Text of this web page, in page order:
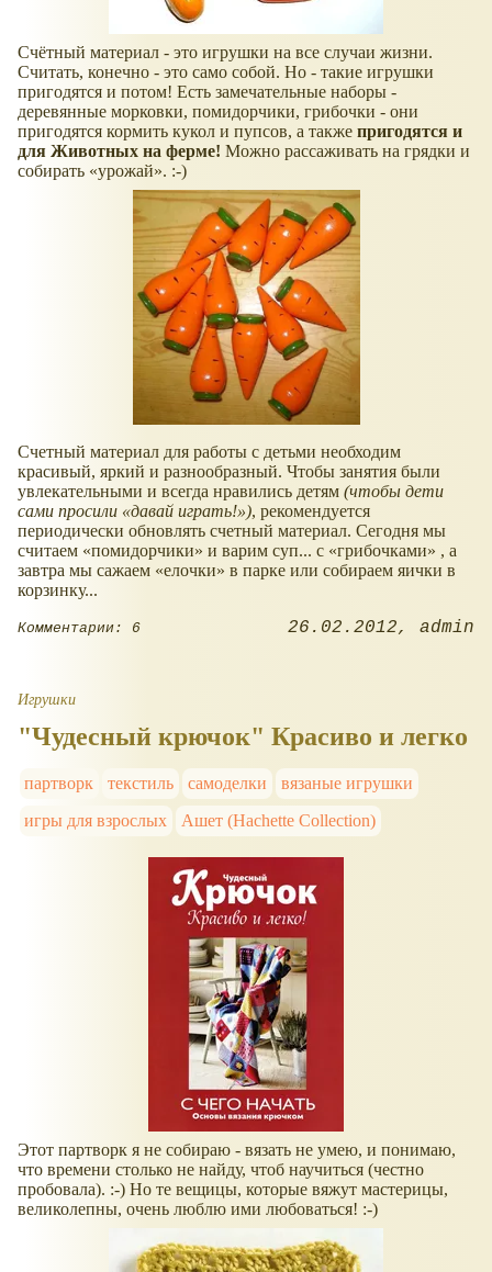
Счётный материал - это игрушки на все случаи жизни.
Считать, конечно - это само собой. Но - такие игрушки
пригодятся и потом! Есть замечательные наборы -
деревянные морковки, помидорчики, грибочки - они
пригодятся кормить кукол и пупсов, а также пригодятся и
для Животных на ферме! Можно рассаживать на грядки и
собирать
урожай . :-)
Счетный материал для работы с детьми необходим
красивый, яркий и разнообразный. Чтобы занятия были
увлекательными и всегда нравились детям (чтобы дети
сами просили
давай играть! ), рекомендуется
периодически обновлять счетный материал. Сегодня мы
считаем
помидорчики и варим суп... с грибочками
, а
завтра мы сажаем
елочки
в парке или собираем яички в
корзинку...
Комментарии: 6 26.02.2012 admin
Игрушки
"Чудесный крючок" Красиво и легко
партворк текстиль самоделки
вязаные игрушки
игры для взрослых
Ашет (Hachette Collection)
Этот партворк я не собираю - вязать не умею, и понимаю,
что времени столько не найду, чтоб научиться (честно
пробовала). :-) Но те вещицы, которые вяжут мастерицы,
великолепны, очень люблю ими любоваться! :-)